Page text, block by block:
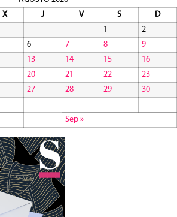
X J V S
D
1
2
6 7 8
9
13 14 15
16
20 21 22
23
27 28 29
30
Sep »